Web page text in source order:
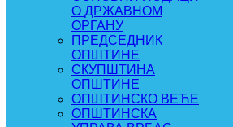
О ДРЖАВНОМ
ОРГАНУ
ПРЕДСЕДНИК
ОПШТИНЕ
СКУПШТИНА
ОПШТИНЕ
ОПШТИНСКО ВЕЋЕ
ОПШТИНСКА